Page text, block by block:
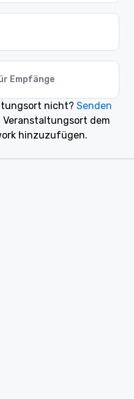
Empfänge
nicht? Senden
Veranstaltungsort dem
hinzuzufügen.